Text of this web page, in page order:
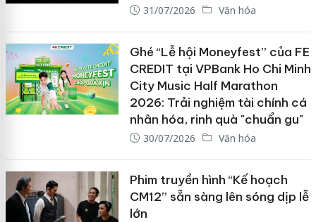
31/07/2026 Văn hóa
Ghé “Lễ hội Moneyfest” của FE
CREDIT tại VPBank Ho Chi Minh
City Music Half Marathon
2026: Trải nghiệm tài chính cá
nhân hóa, rinh quà "chuẩn gu"
30/07/2026 Văn hóa
Phim truyền hình “Kế hoạch
CM12” sẵn sàng lên sóng dịp lễ
lớn